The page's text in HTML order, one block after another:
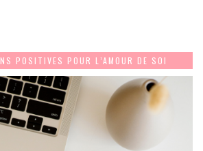
POSITIVES POUR L’AMOUR DE SOI